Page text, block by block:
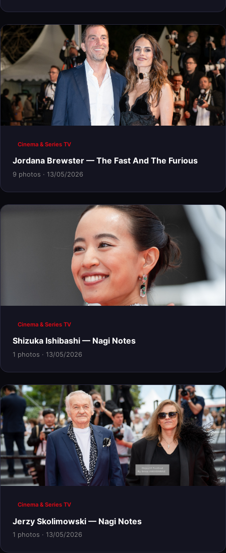
Cinema & Series TV
Jordana Brewster — The Fast And The Furious
9 photos · 13/05/2026
Cinema & Series TV
Shizuka Ishibashi — Nagi Notes
1 photos · 13/05/2026
Cinema & Series TV
Jerzy Skolimowski — Nagi Notes
1 photos · 13/05/2026